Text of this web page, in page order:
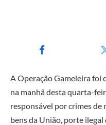
A Operação Gameleira foi
na manhã desta quarta-
responsável por crimes de
bens da União, porte